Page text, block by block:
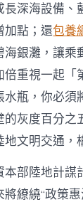
深海設備、
加點；還包養
海銀灘，讓乘
倍重視一起「
水瓶，你必須
的灰度百分之
文明交通，
本部陸地計謀
繚繞“政策